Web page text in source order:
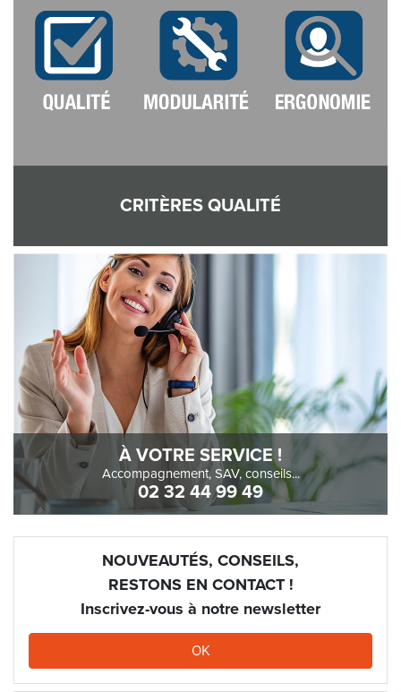
CRITÈRES QUALITÉ
À VOTRE SERVICE !
Accompagnement, SAV, conseils...
02 32 44 99 49
NOUVEAUTÉS, CONSEILS,
RESTONS EN CONTACT !
Inscrivez-vous à notre newsletter
OK